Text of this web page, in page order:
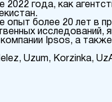
2022 года, как
более 20 лет в
Ipsos, а
Uzum, Korzinka,